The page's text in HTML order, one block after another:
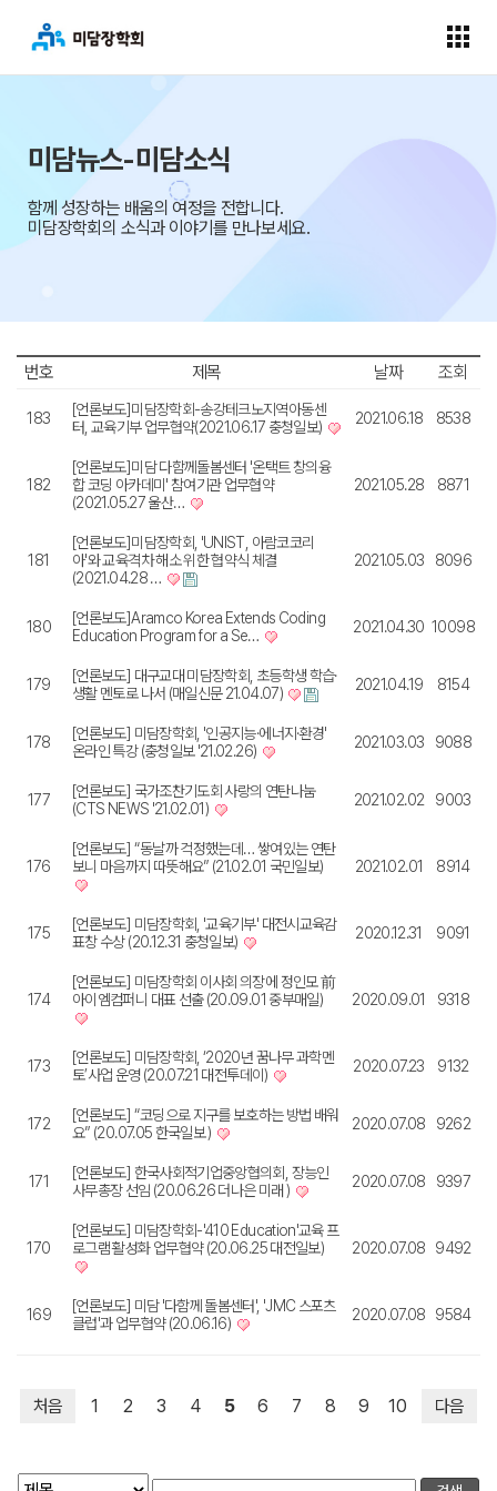
미담뉴스-미담소식
함께 성장하는 배움의 여정을 전합니다.
미담장학회의 소식과 이야기를 만나보세요.
번호 제목 날짜 조회
183
[언론보도]미담장학회-송강테크노지역아동센
터, 교육기부 업무협약(2021.06.17 충청일보)
2021.06.18 8538
182
[언론보도]미담 다함께돌봄센터 '온택트 창의융
합 코딩 아카데미' 참여기관 업무협약
(2021.05.27 울산…
2021.05.28 8871
181
[언론보도]미담장학회, 'UNIST, 아람코코리
아'와 교육격차 해소 위한 협약식 체결
(2021.04.28 …
2021.05.03 8096
180
[언론보도]Aramco Korea Extends Coding
Education Program for a Se…
2021.04.30 10098
179
[언론보도] 대구교대 미담장학회, 초등학생 학습·
생활 멘토로 나서 (매일신문 21.04.07)
2021.04.19 8154
178
[언론보도] 미담장학회, '인공지능·에너지·환경'
온라인 특강 (충청일보 '21.02.26)
2021.03.03 9088
177
[언론보도] 국가조찬기도회 사랑의 연탄나눔
(CTS NEWS '21.02.01)
2021.02.02 9003
176
[언론보도] “동날까 걱정했는데… 쌓여있는 연탄
보니 마음까지 따뜻해요” (21.02.01 국민일보)
2021.02.01 8914
175
[언론보도] 미담장학회, '교육기부' 대전시교육감
표창 수상 (20.12.31 충청일보)
2020.12.31 9091
174
[언론보도] 미담장학회 이사회 의장에 정인모 前
아이엠컴퍼니 대표 선출 (20.09.01 중부매일)
2020.09.01 9318
173
[언론보도] 미담장학회, ‘2020년 꿈나무 과학멘
토’사업 운영 (20.07.21 대전투데이)
2020.07.23 9132
172
[언론보도] “코딩으로 지구를 보호하는 방법 배워
요” (20.07.05 한국일보 )
2020.07.08 9262
171
[언론보도] 한국사회적기업중앙협의회, 장능인
사무총장 선임 (20.06.26 더나은 미래 )
2020.07.08 9397
170
[언론보도] 미담장학회-'410 Education'교육 프
로그램 활성화 업무협약 (20.06.25 대전일보)
2020.07.08 9492
169
[언론보도] 미담 '다함께 돌봄센터', 'JMC 스포츠
클럽'과 업무협약 (20.06.16)
2020.07.08 9584
처음 1 2 3 4 5 6 7 8 9 10 다음